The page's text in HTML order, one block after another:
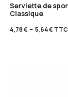
Serviette de
Classique
4,78€ – 5,64€TTC